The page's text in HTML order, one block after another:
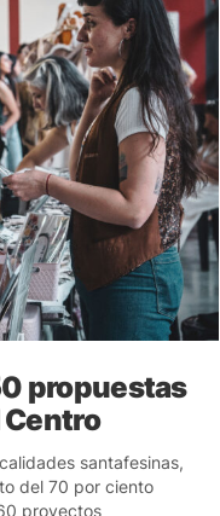
propuestas
Centro
santafesinas,
del 70 por ciento
proyectos